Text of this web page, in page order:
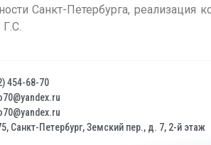
Санкт-Петербурга, реализация
454-68-70
Санкт-Петербург, Земский пер., д. 7, 2-й этаж